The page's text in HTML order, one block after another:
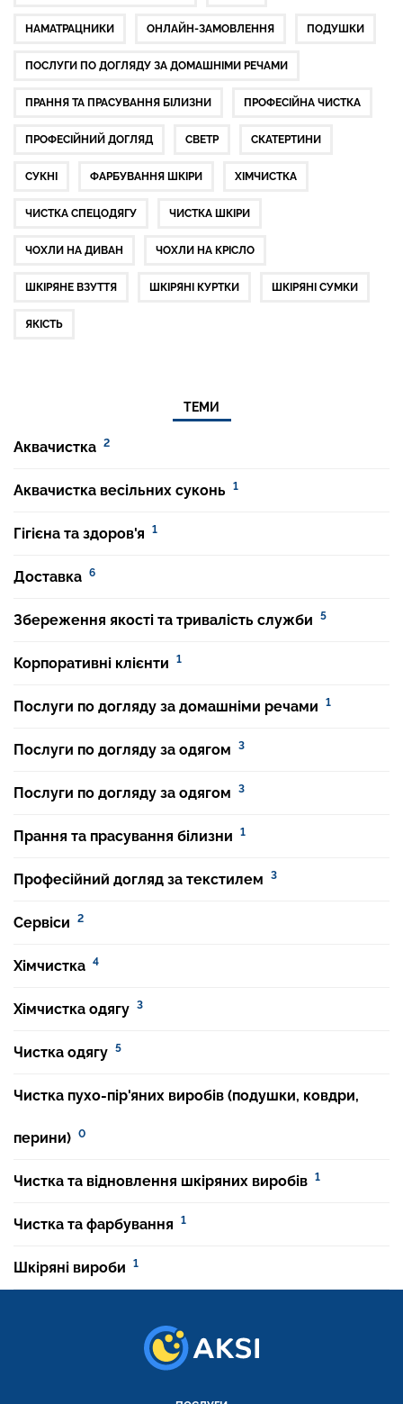
НАМАТРАЦНИКИ ОНЛАЙН-ЗАМОВЛЕННЯ ПОДУШКИ
ПОСЛУГИ ПО ДОГЛЯДУ ЗА ДОМАШНІМИ РЕЧАМИ
ПРАННЯ ТА ПРАСУВАННЯ БІЛИЗНИ ПРОФЕСІЙНА ЧИСТКА
ПРОФЕСІЙНИЙ ДОГЛЯД СВЕТР СКАТЕРТИНИ
СУКНІ ФАРБУВАННЯ ШКІРИ ХІМЧИСТКА
ЧИСТКА СПЕЦОДЯГУ ЧИСТКА ШКІРИ
ЧОХЛИ НА ДИВАН ЧОХЛИ НА КРІСЛО
ШКІРЯНЕ ВЗУТТЯ ШКІРЯНІ КУРТКИ ШКІРЯНІ СУМКИ
ЯКІСТЬ
ТЕМИ
Аквачистка 2
Аквачистка весільних суконь 1
Гігієна та здоров'я 1
Доставка 6
Збереження якості та тривалість служби 5
Корпоративні клієнти 1
Послуги по догляду за домашніми речами 1
Послуги по догляду за одягом 3
Послуги по догляду за одягом 3
Прання та прасування білизни 1
Професійний догляд за текстилем 3
Сервіси 2
Хімчистка 4
Хімчистка одягу 3
Чистка одягу 5
Чистка пухо-пір'яних виробів (подушки, ковдри,
перини) 0
Чистка та відновлення шкіряних виробів 1
Чистка та фарбування 1
Шкіряні вироби 1